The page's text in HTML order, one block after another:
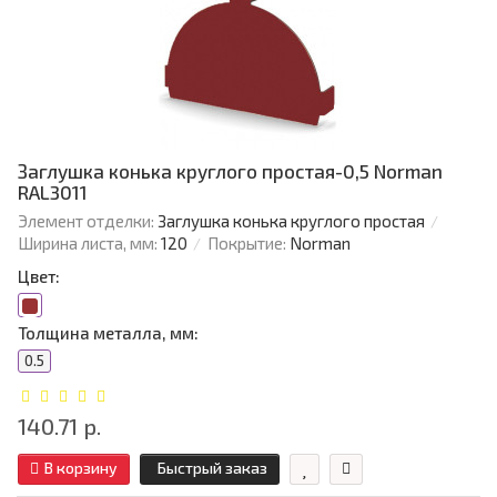
Заглушка конька круглого простая-0,5 Norman
RAL3011
Элемент отделки: Заглушка конька круглого простая
Ширина листа, мм: 120 Покрытие: Norman
Цвет:
Толщина металла, мм:
0.5
140.71 р.
В корзину Быстрый заказ